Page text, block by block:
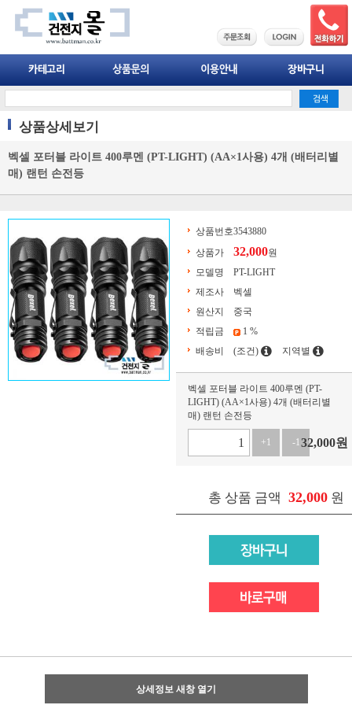
상품상세보기
벡셀 포터블 라이트 400루멘 (PT-LIGHT) (AA×1사용) 4개 (배터리별
매) 랜턴 손전등
상품번호3543880
상품가
32,000원
모델명
PT-LIGHT
제조사
벡셀
원산지
중국
적립금
1 %
배송비
(조건) 지역별
벡셀 포터블 라이트 400루멘 (PT-
LIGHT) (AA×1사용) 4개 (배터리별
매) 랜턴 손전등
+1 -132,000원
총 상품 금액 32,000 원
상세정보 새창 열기